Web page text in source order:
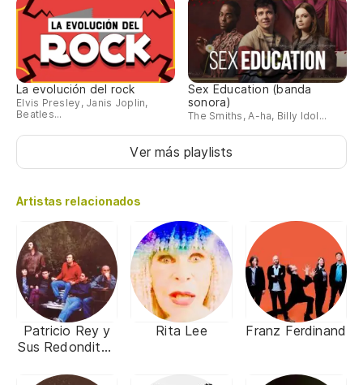
La evolución del rock
Elvis Presley, Janis Joplin,
Beatles...
Sex Education (banda
sonora)
The Smiths, A-ha, Billy Idol...
Ver más playlists
Artistas relacionados
Patricio Rey y
Sus Redonditos
Rita Lee Franz Ferdinand